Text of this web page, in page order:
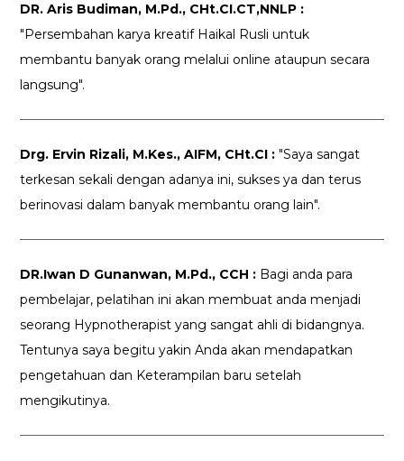
DR. Aris Budiman, M.Pd., CHt.CI.CT,NNLP :
"Persembahan karya kreatif Haikal Rusli untuk
membantu banyak orang melalui online ataupun secara
langsung".
Drg. Ervin Rizali, M.Kes., AIFM, CHt.CI : "Saya sangat
terkesan sekali dengan adanya ini, sukses ya dan terus
berinovasi dalam banyak membantu orang lain".
DR.Iwan D Gunanwan, M.Pd., CCH : Bagi anda para
pembelajar, pelatihan ini akan membuat anda menjadi
seorang Hypnotherapist yang sangat ahli di bidangnya.
Tentunya saya begitu yakin Anda akan mendapatkan
pengetahuan dan Keterampilan baru setelah
mengikutinya.